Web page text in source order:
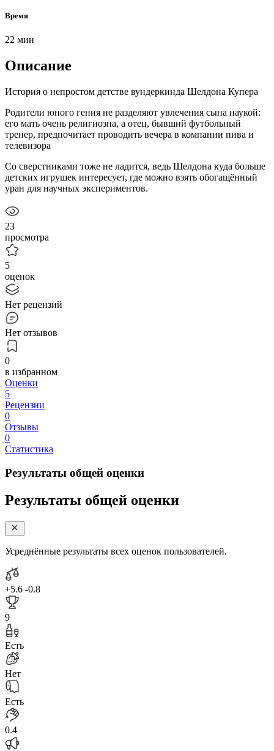
Время
22 мин
Описание
История о непростом детстве вундеркинда Шелдона Купера
Родители юного гения не разделяют увлечения сына наукой:
его мать очень религиозна, а отец, бывший футбольный
тренер, предпочитает проводить вечера в компании пива и
телевизора
Со сверстниками тоже не ладится, ведь Шелдона куда больше
детских игрушек интересует, где можно взять обогащённый
уран для научных экспериментов.
23
просмотра
5
оценок
Нет рецензий
Нет отзывов
0
в избранном
Оценки
5
Рецензии
0
Отзывы
0
Статистика
Результаты общей оценки
Результаты общей оценки
Усреднённые результаты всех оценок пользователей.
+5.6 -0.8
9
Есть
Нет
Есть
0.4